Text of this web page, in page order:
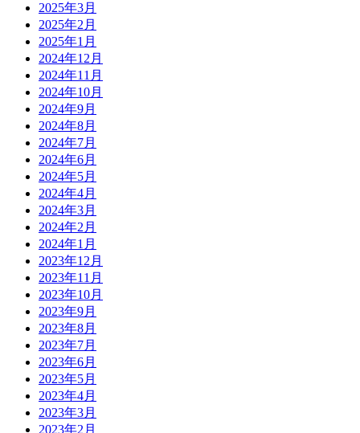
2025年3月
2025年2月
2025年1月
2024年12月
2024年11月
2024年10月
2024年9月
2024年8月
2024年7月
2024年6月
2024年5月
2024年4月
2024年3月
2024年2月
2024年1月
2023年12月
2023年11月
2023年10月
2023年9月
2023年8月
2023年7月
2023年6月
2023年5月
2023年4月
2023年3月
2023年2月